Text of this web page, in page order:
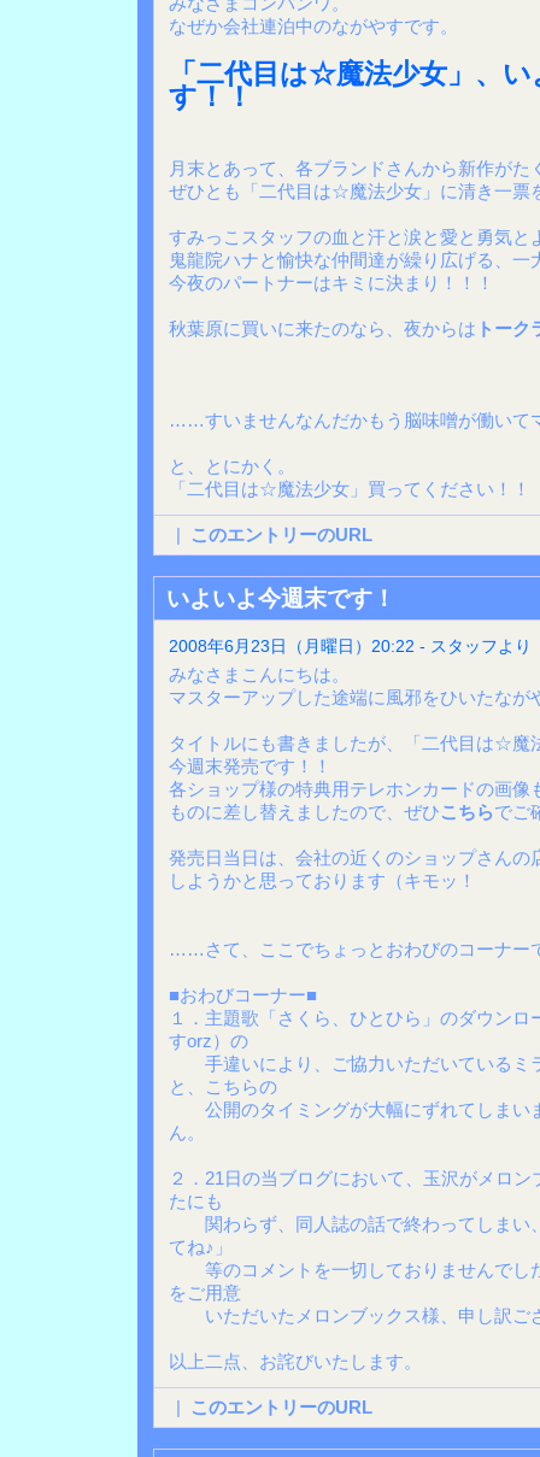
なぜか会社連泊中のながやすです。
「二代目は☆魔法少女」、
す！！
月末とあって、各ブランドさんから新作がた
ぜひとも「二代目は☆魔法少女」に清き一票
すみっこスタッフの血と汗と涙と愛と勇気と
鬼龍院ハナと愉快な仲間達が繰り広げる、一
今夜のパートナーはキミに決まり！！！
秋葉原に買いに来たのなら、夜からは トーク
……すいませんなんだかもう脳味噌が働いて
と、とにかく。
「二代目は☆魔法少女」買ってください！！
| このエントリーのURL
いよいよ今週末です！
2008年6月23日（月曜日）20:22 - スタッフより
みなさまこんにちは。
マスターアップした途端に風邪をひいたな
タイトルにも書きましたが、「二代目は☆魔
今週末発売です！！
各ショップ様の特典用テレホンカードの画像
ものに差し替えましたので、ぜひこちらでご
発売日当日は、会社の近くのショップさんの
しようかと思っております（キモッ！
……さて、ここでちょっとおわびのコーナー
■おわびコーナー■
１．主題歌「さくら、ひとひら」のダウン
すorz）の
手違いにより、ご協力いただいているミ
と、こちらの
公開のタイミングが大幅にずれてしまい
ん。
２．21日の当ブログにおいて、玉沢がメロ
たにも
関わらず、同人誌の話で終わってしまい
てね♪」
等のコメントを一切しておりませんでし
をご用意
いただいたメロンブックス様、申し訳ご
以上二点、お詫びいたします。
| このエントリーのURL